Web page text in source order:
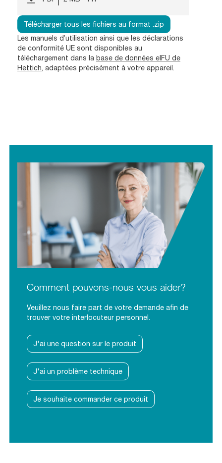
Télécharger tous les fichiers au format .zip
Les manuels d’utilisation ainsi que les déclarations
de conformité UE sont disponibles au
téléchargement dans la base de données eIFU de
Hettich, adaptées précisément à votre appareil.
Comment pouvons-nous vous aider?
Veuillez nous faire part de votre demande afin de
trouver votre interlocuteur personnel.
J'ai une question sur le produit
J'ai un problème technique
Je souhaite commander ce produit